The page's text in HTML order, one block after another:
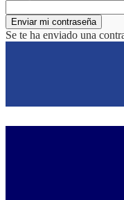
Se te ha enviado una